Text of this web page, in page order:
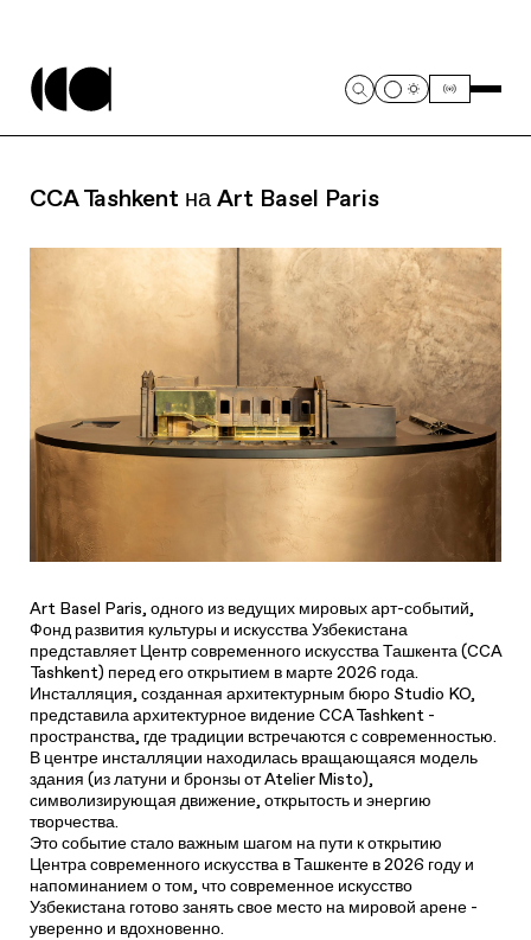
CCA Tashkent на Art Basel Paris
Art Basel Paris, одного из ведущих мировых арт-событий,
Фонд развития культуры и искусства Узбекистана
представляет Центр современного искусства Ташкента (CCA
Tashkent) перед его открытием в марте 2026 года.
Инсталляция, созданная архитектурным бюро Studio KO,
представила архитектурное видение CCA Tashkent -
пространства, где традиции встречаются с современностью.
В центре инсталляции находилась вращающаяся модель
здания (из латуни и бронзы от Atelier Misto),
символизирующая движение, открытость и энергию
творчества.
Это событие стало важным шагом на пути к открытию
Центра современного искусства в Ташкенте в 2026 году и
напоминанием о том, что современное искусство
Узбекистана готово занять свое место на мировой арене -
уверенно и вдохновенно.